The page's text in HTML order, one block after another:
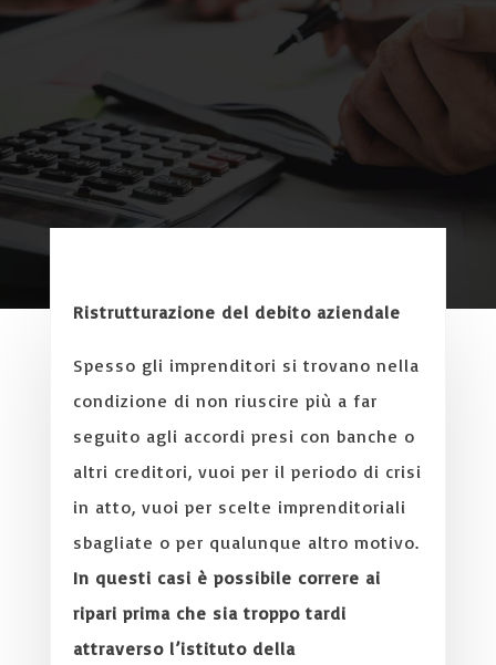
Ristrutturazione del debito aziendale
Spesso gli imprenditori si trovano nella
condizione di non riuscire più a far
seguito agli accordi presi con banche o
altri creditori, vuoi per il periodo di crisi
in atto, vuoi per scelte imprenditoriali
sbagliate o per qualunque altro motivo.
In questi casi è possibile correre ai
ripari prima che sia troppo tardi
attraverso l’istituto della